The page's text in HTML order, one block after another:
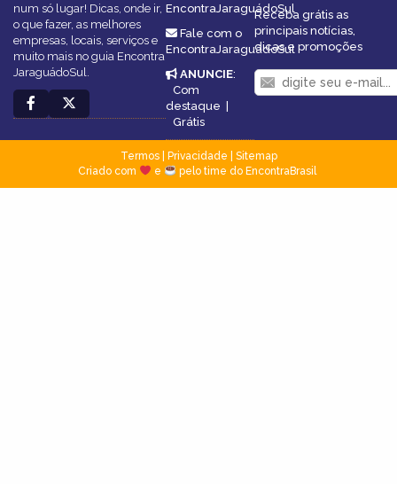
num só lugar! Dicas, onde ir,
o que fazer, as melhores
empresas, locais, serviços e
muito mais no guia Encontra
JaraguádoSul.
EncontraJaraguádoSul
Fale com o
EncontraJaraguádoSul
ANUNCIE:
Com
destaque |
Grátis
Receba grátis as
principais notícias,
dicas e promoções
Termos| Privacidade
Sitemap
Criado com
e pelo time do EncontraBrasil